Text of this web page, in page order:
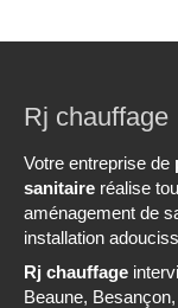
Rj chauffage
Votre entreprise de
sanitaire réalise
aménagement de
installation
Rj chauffage
Beaune,